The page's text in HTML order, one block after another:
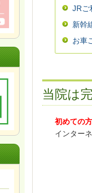
JRご
新幹
お車
当院は
初めての方
インター